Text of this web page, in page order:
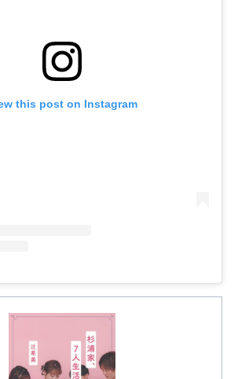
this post on Instagram